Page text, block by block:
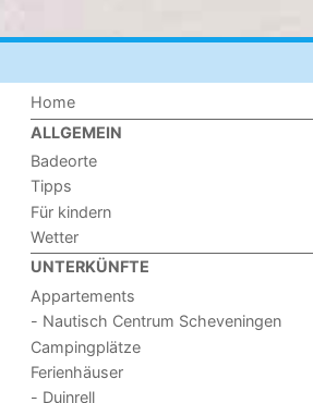
Home
ALLGEMEIN
Badeorte
Tipps
Für kindern
Wetter
UNTERKÜNFTE
Appartements
- Nautisch Centrum Scheveningen
Campingplätze
Ferienhäuser
- Duinrell